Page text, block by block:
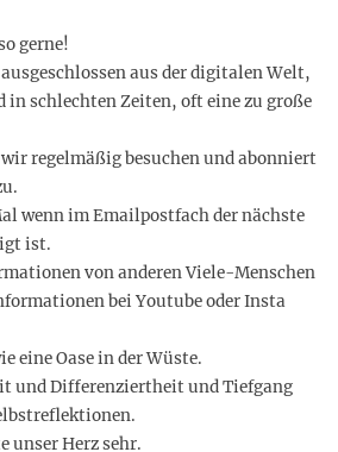
gerne!
aus der digitalen Welt,
in schlechten Zeiten, oft eine zu große
regelmäßig besuchen und abonniert
wenn im Emailpostfach der nächste
ist.
von anderen Viele-Menschen
bei Youtube oder Insta
eine Oase in der Wüste.
und Differenziertheit und Tiefgang
unser Herz sehr.